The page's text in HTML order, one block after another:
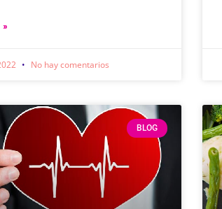
»
No hay comentarios
BLOG